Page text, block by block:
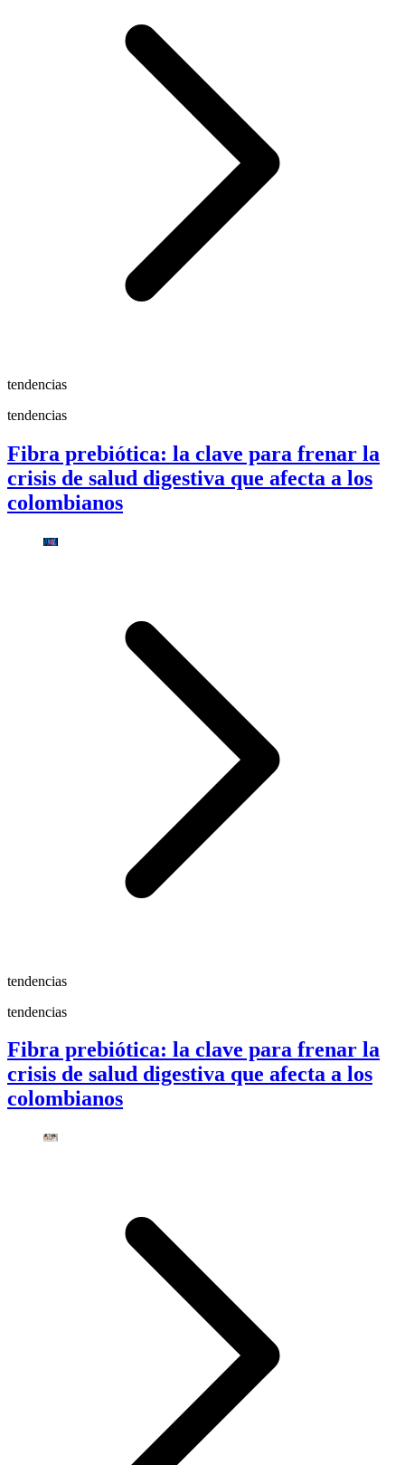
tendencias
tendencias
Fibra prebiótica: la clave para frenar la
crisis de salud digestiva que afecta a los
colombianos
tendencias
tendencias
Fibra prebiótica: la clave para frenar la
crisis de salud digestiva que afecta a los
colombianos